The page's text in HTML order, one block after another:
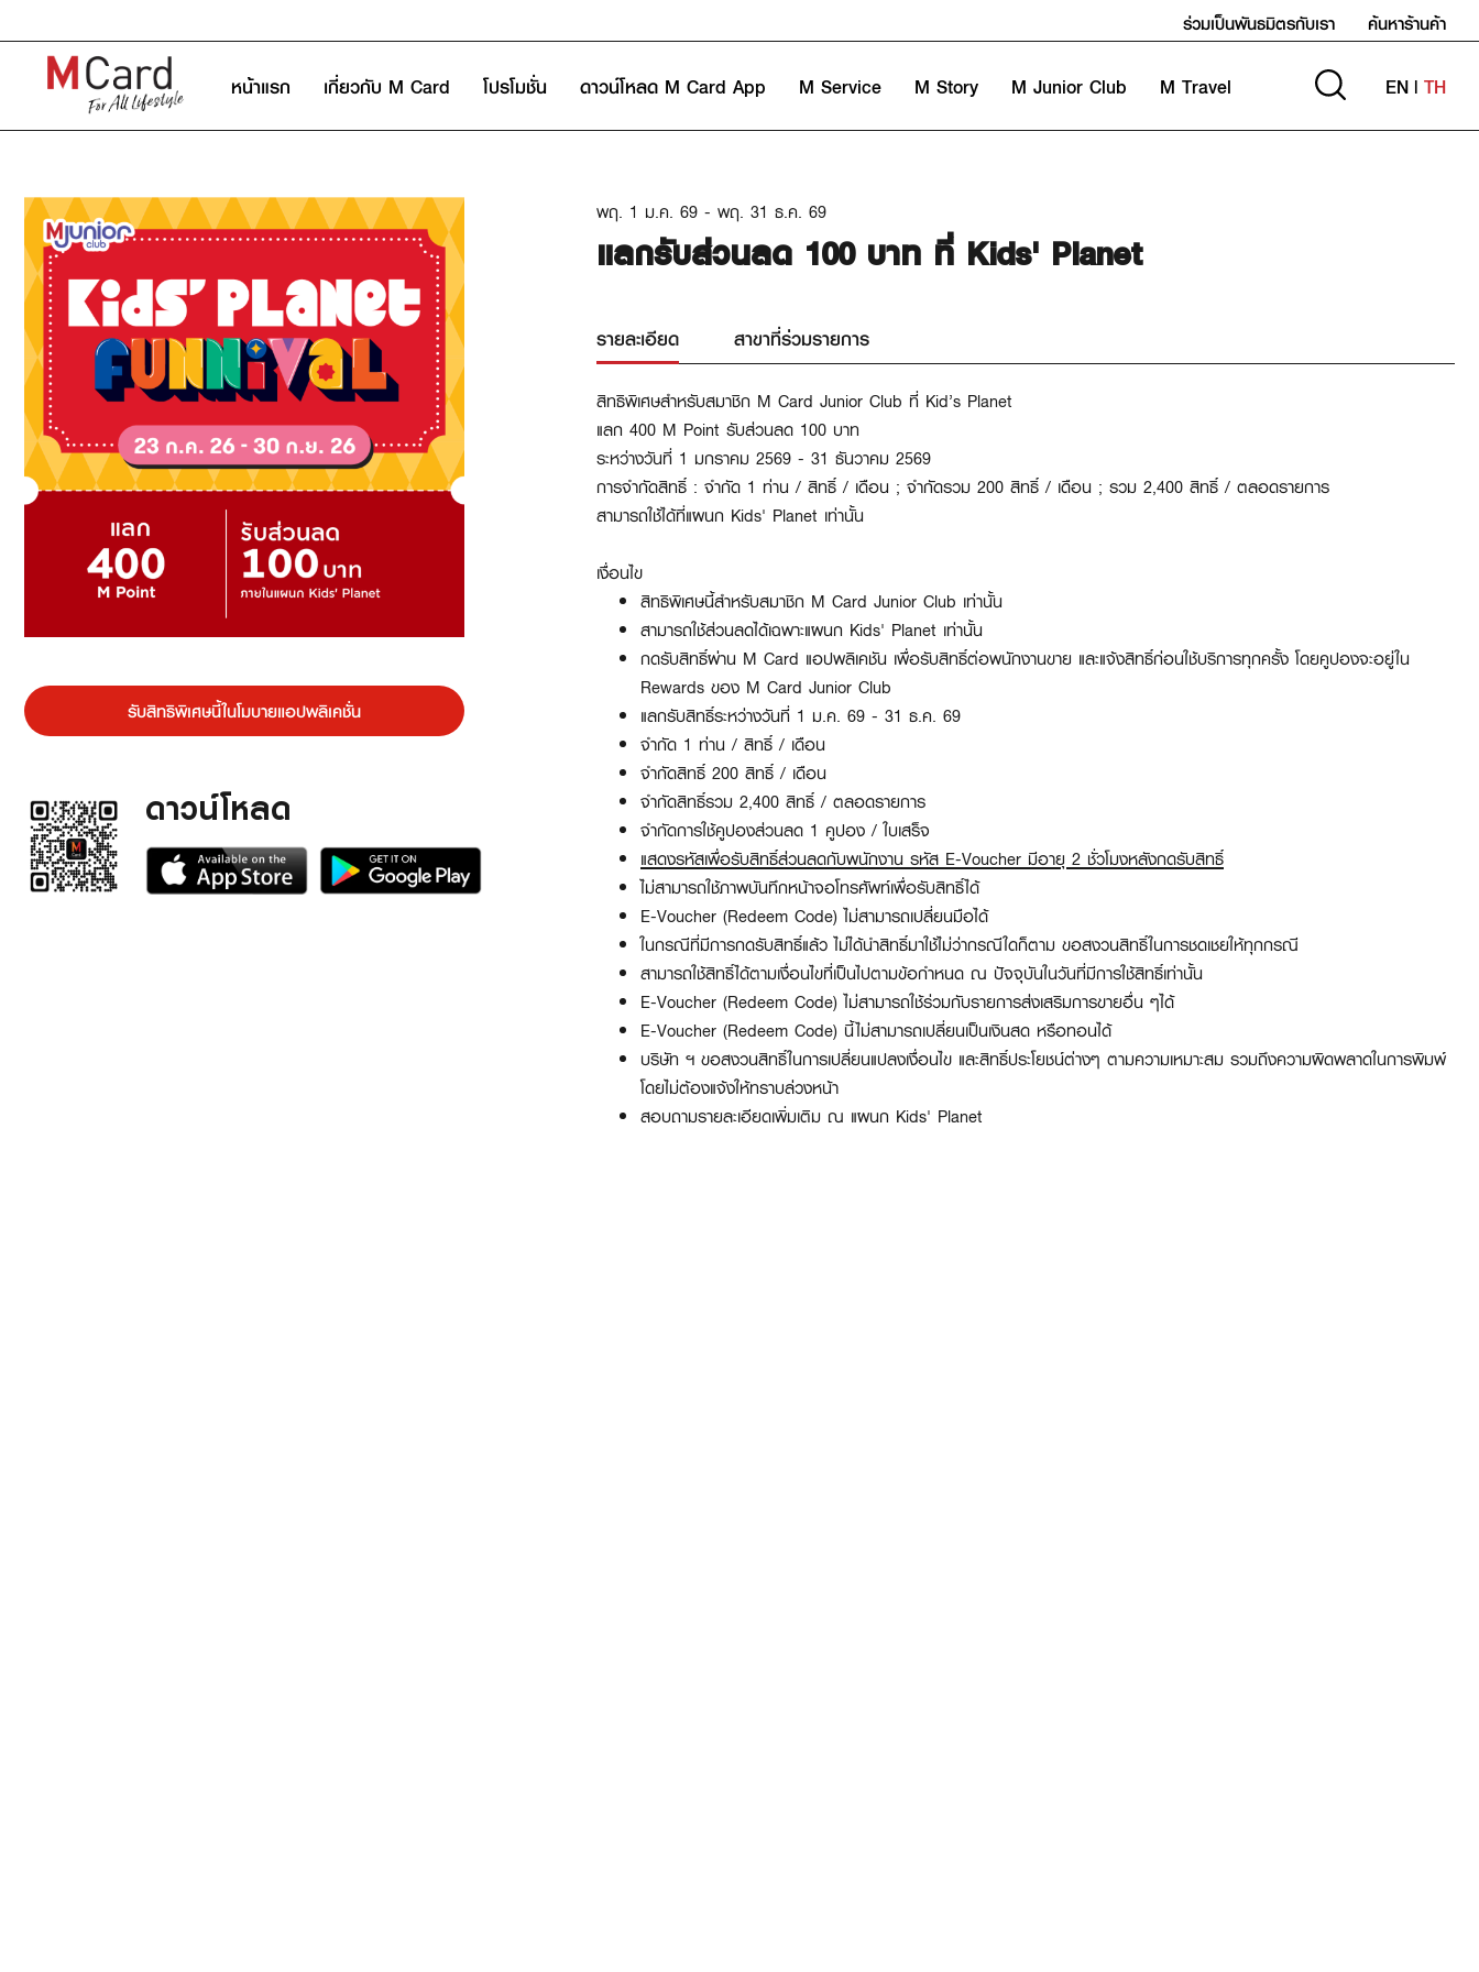
ร่วมเป็นพันธมิตรกับเรา ค้นหาร้านค้า
หน้าแรก เกี่ยวกับ M Card โปรโมชั่น ดาวน์โหลด M Card App M Service M Story M Junior Club M Travel EN | TH
รับสิทธิพิเศษนี้ในโมบายแอปพลิเคชั่น
ดาวน์โหลด
พฤ. 1 ม.ค. 69 - พฤ. 31 ธ.ค. 69
แลกรับส่วนลด 100 บาท ที่ Kids' Planet
รายละเอียด สาขาที่ร่วมรายการ
สิทธิพิเศษสำหรับสมาชิก M Card Junior Club ที่ Kid’s Planet
แลก 400 M Point รับส่วนลด 100 บาท
ระหว่างวันที่ 1 มกราคม 2569 - 31 ธันวาคม 2569
การจำกัดสิทธิ์ : จำกัด 1 ท่าน / สิทธิ์ / เดือน ; จำกัดรวม 200 สิทธิ์ / เดือน ; รวม 2,400 สิทธิ์ / ตลอดรายการ
สามารถใช้ได้ที่แผนก Kids' Planet เท่านั้น
เงื่อนไข
สิทธิพิเศษนี้สำหรับสมาชิก M Card Junior Club เท่านั้น
สามารถใช้ส่วนลดได้เฉพาะแผนก Kids' Planet เท่านั้น
กดรับสิทธิ์ผ่าน M Card แอปพลิเคชัน เพื่อรับสิทธิ์ต่อพนักงานขาย และแจ้งสิทธิ์ก่อนใช้บริการทุกครั้ง โดยคูปองจะอยู่ใน
Rewards ของ M Card Junior Club
แลกรับสิทธิ์ระหว่างวันที่ 1 ม.ค. 69 - 31 ธ.ค. 69
จำกัด 1 ท่าน / สิทธิ์ / เดือน
จำกัดสิทธิ์ 200 สิทธิ์ / เดือน
จำกัดสิทธิ์รวม 2,400 สิทธิ์ / ตลอดรายการ
จำกัดการใช้คูปองส่วนลด 1 คูปอง / ใบเสร็จ
แสดงรหัสเพื่อรับสิทธิ์ส่วนลดกับพนักงาน รหัส E-Voucher มีอายุ 2 ชั่วโมงหลังกดรับสิทธิ์
ไม่สามารถใช้ภาพบันทึกหน้าจอโทรศัพท์เพื่อรับสิทธิ์ได้
E-Voucher (Redeem Code) ไม่สามารถเปลี่ยนมือได้
ในกรณีที่มีการกดรับสิทธิ์แล้ว ไม่ได้นำสิทธิ์มาใช้ไม่ว่ากรณีใดก็ตาม ขอสงวนสิทธิ์ในการชดเชยให้ทุกกรณี
สามารถใช้สิทธิ์ได้ตามเงื่อนไขที่เป็นไปตามข้อกำหนด ณ ปัจจุบันในวันที่มีการใช้สิทธิ์เท่านั้น
E-Voucher (Redeem Code) ไม่สามารถใช้ร่วมกับรายการส่งเสริมการขายอื่น ๆได้
E-Voucher (Redeem Code) นี้ไม่สามารถเปลี่ยนเป็นเงินสด หรือทอนได้
บริษัท ฯ ขอสงวนสิทธิ์ในการเปลี่ยนแปลงเงื่อนไข และสิทธิ์ประโยชน์ต่างๆ ตามความเหมาะสม รวมถึงความผิดพลาดในการพิมพ์
โดยไม่ต้องแจ้งให้ทราบล่วงหน้า
สอบถามรายละเอียดเพิ่มเติม ณ แผนก Kids' Planet